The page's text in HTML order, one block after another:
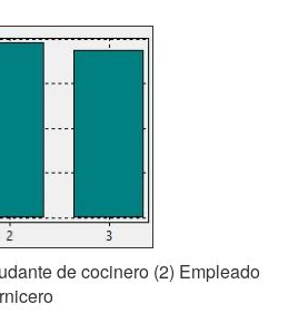
de cocinero (2) Empleado